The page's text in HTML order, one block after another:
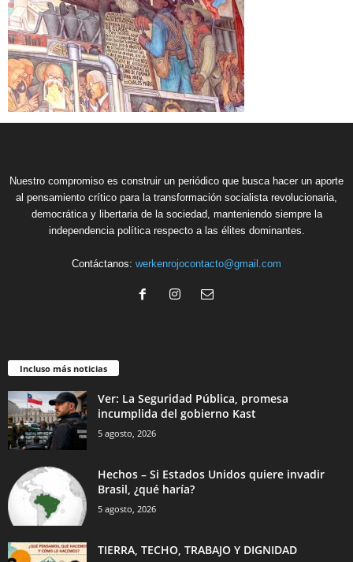
Nuestro compromiso es construir un periódico que busca hacer un aporte
al pensamiento crítico para la transformación socialista revolucionaria,
democrática y libertaria de la sociedad, manteniendo siempre la
independencia política respecto a las élites dominantes.
Contáctanos: werkenrojocontacto@gmail.com
Incluso más noticias
Ver: La Seguridad Pública, promesa
incumplida del gobierno Kast
5 agosto, 2026
Hechos – Si Estados Unidos quiere invadir
Brasil, ¿qué haría?
5 agosto, 2026
TIERRA, TECHO, TRABAJO Y DIGNIDAD